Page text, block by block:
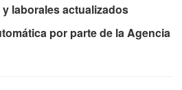
laborales actualizados
por parte de la Agencia